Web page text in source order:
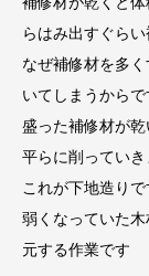
らはみ出すぐら
なぜ補修材を多
いてしまうからで
盛った補修材が
平らに削っていき
これが下地造りで
弱くなっていた
元する作業です